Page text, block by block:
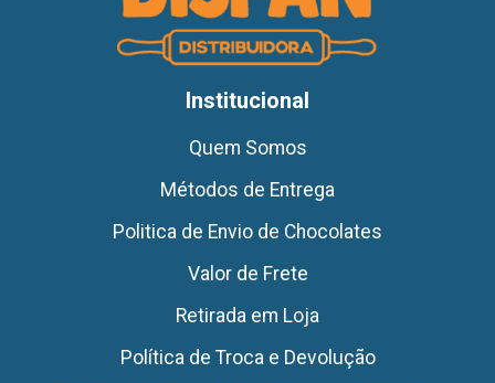
Institucional
Quem Somos
Métodos de Entrega
Politica de Envio de Chocolates
Valor de Frete
Retirada em Loja
Política de Troca e Devolução